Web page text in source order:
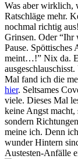
Was aber wirklich,
Ratschläge mehr.
nochmal richtig
Grinsen. Oder “Ihr
Pause. Spöttisches
meint…!” Nix da.
Mal fand ich die
hier. Seltsames
viele. Dieses Mal
keine Angst
sondern
meine ich. Denn
wunder Hintern
Austesten-Anfälle